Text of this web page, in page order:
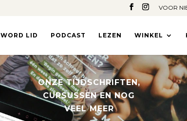
VOOR
WORD LID PODCAST LEZEN WINKEL
ONZE TIJDSCHRIFTEN,
CURSUSSEN EN NOG
VEEL MEER